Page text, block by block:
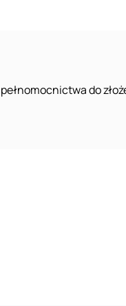
do